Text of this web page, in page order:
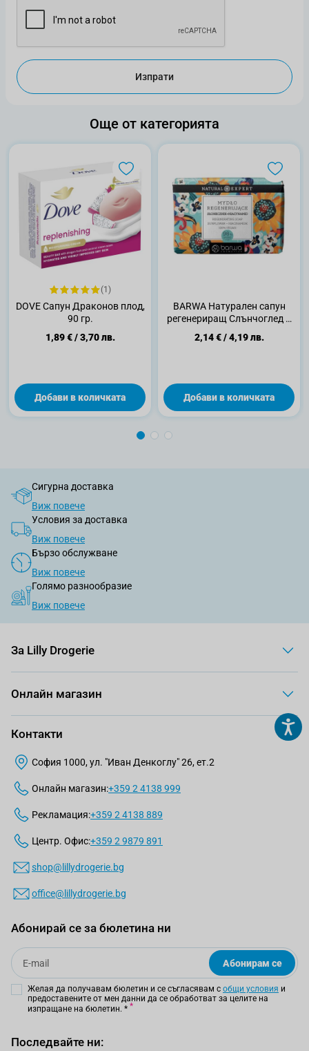
Изпрати
Още от категорията
(1)
DOVE Сапун Драконов плод,
90 гр.
1,89 €/3,70 лв.
Добави в количката
BARWA Натурален сапун
регенериращ Слънчоглед и
Ниацинамид 100% веган,
100гр
2,14 €/4,19 лв.
Добави в количката
Сигурна доставка
Виж повече
Условия за доставка
Виж повече
Бързо обслужване
Виж повече
Голямо разнообразие
Виж повече
За Lilly Drogerie
Онлайн магазин
Контакти
София 1000, ул. "Иван Денкоглу" 26, ет.2
Онлайн магазин:+359 2 4138 999
Рекламация:+359 2 4138 889
Центр. Офис:+359 2 9879 891
shop@lillydrogerie.bg
office@lillydrogerie.bg
Абонирай се за бюлетина ни
Email
Абонирам се
Желая да получавам бюлетин и се съгласявам с общи условия и
предоставените от мен данни да се обработват за целите на
изпращане на бюлетин. *
Последвайте ни: